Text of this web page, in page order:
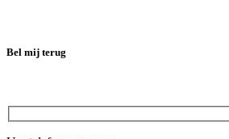
Bel mij terug